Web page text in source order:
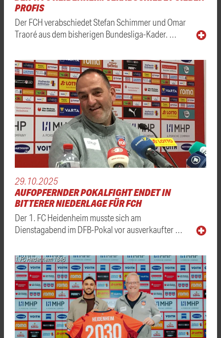
PROFIS
Der FCH verabschiedet Stefan Schimmer und Omar
Traoré aus dem bisherigen Bundesliga-Kader. …
29.10.2025
AUFOPFERNDER POKALFIGHT ENDET IN
BITTERER NIEDERLAGE FÜR FCH
Der 1. FC Heidenheim musste sich am
Dienstagabend im DFB-Pokal vor ausverkaufter …
1. FC Heidenheim 1846